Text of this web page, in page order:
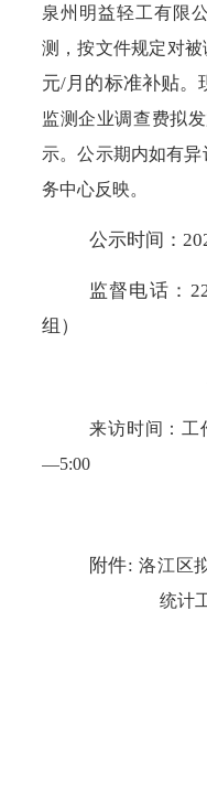
泉州明益轻工有限
测，按文件规定对被
元/月的标准补贴。
监测企业调查费拟
示。公示期内如有
务中心反映。
公示时间：
监督电话：
组）
来访时间：工
—5:00
附件: 洛江区
统计